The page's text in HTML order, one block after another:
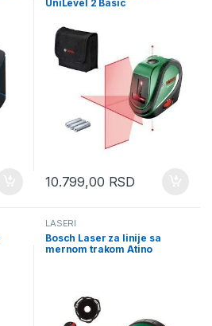
UniLevel 2 Basic
10.799,00 RSD
LASERI
Bosch Laser za linije sa
mernom trakom Atino